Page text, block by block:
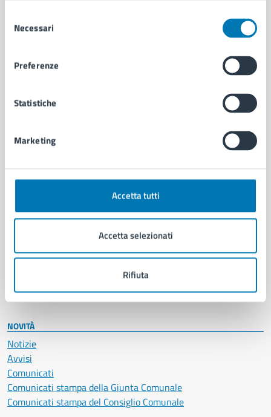
delNecessari
Preferenze
Statistiche
Marketing
Accetta tutti
Accetta selezionati
Rifiuta
Enti e fondazioni
Politici
Documenti e dati
Ambiente
Cultura e tempo libero
Educazione e formazione
Salute, benessere e assistenza
NOVITÀ
Notizie
Avvisi
Comunicati
Comunicati stampa della Giunta Comunale
Comunicati stampa del Consiglio Comunale